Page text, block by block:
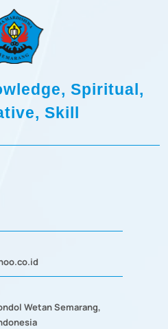
Spiritual,
Skill
Wetan Semarang,